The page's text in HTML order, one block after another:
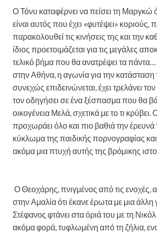
Ο Τόνυ καταφέρνει να πείσει τη Μαργκώ
είναι αυτός που έχει «φυτέψει» κοριούς,
παρακολουθεί τις κινήσεις της και την
ίδιος προετοιμάζεται για τις μεγάλες
τελικό βήμα που θα ανατρέψει τα πάντα…
στην Αθήνα, η αγωνία για την
συνεχώς επιδεινώνεται, έχει τρελάνει
τον οδηγήσει σε ένα ξέσπασμα που θα
οικογένεια Μελά, σχετικά με το τι κρύβει.
προχωράει όλο και πιο βαθιά την έρευνά
κύκλωμα της παιδικής πορνογραφίας
ακόμα μια πτυχή αυτής της βρόμικης
Ο Θεοχάρης, πνιγμένος από τις ενοχές,
στην Αμαλία ότι έκανε έρωτα με μια άλλη
Στέφανος φτάνει στα όριά του με τη
ακόμα φορά, τυφλωμένη από τη ζήλια,